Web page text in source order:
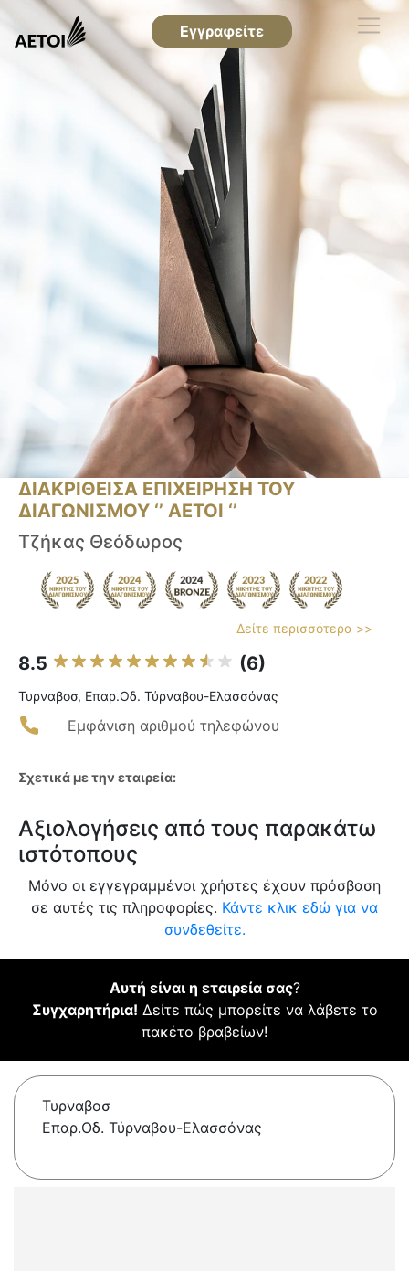
Εγγραφείτε
ΔΙΑΚΡΙΘΕΙΣΑ ΕΠΙΧΕΙΡΗΣΗ ΤΟΥ
ΔΙΑΓΩΝΙΣΜΟΥ ‘’ ΑΕΤΟΙ ‘’
Τζήκας Θεόδωρος
Δείτε περισσότερα >>
8.5 (6)
Τυρναβοσ, Επαρ.Οδ. Τύρναβου-Ελασσόνας
Εμφάνιση αριθμού τηλεφώνου
Σχετικά με την εταιρεία:
Αξιολογήσεις από τους παρακάτω
ιστότοπους
Μόνο οι εγγεγραμμένοι χρήστες έχουν πρόσβαση
σε αυτές τις πληροφορίες. Κάντε κλικ εδώ για να
συνδεθείτε.
Αυτή είναι η εταιρεία σας?
Συγχαρητήρια! Δείτε πώς μπορείτε να λάβετε το
πακέτο βραβείων!
Τυρναβοσ
Επαρ.Οδ. Τύρναβου-Ελασσόνας